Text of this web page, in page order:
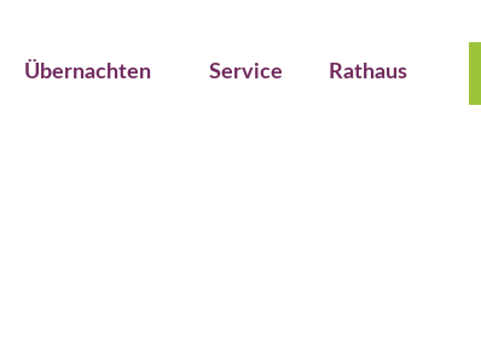
Übernachten Service Rathaus